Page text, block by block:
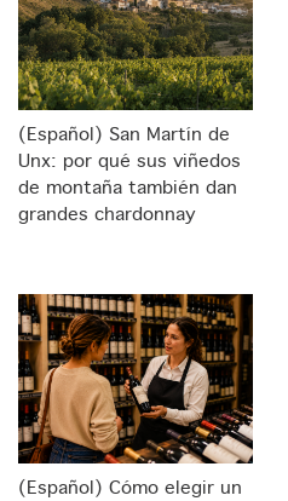
(Español) San Martín de
Unx: por qué sus viñedos
de montaña también dan
grandes chardonnay
(Español) Cómo elegir un